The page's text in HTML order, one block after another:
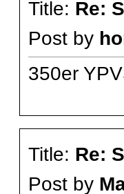
Title: Re:
Post by
350er
Title: Re:
Post by